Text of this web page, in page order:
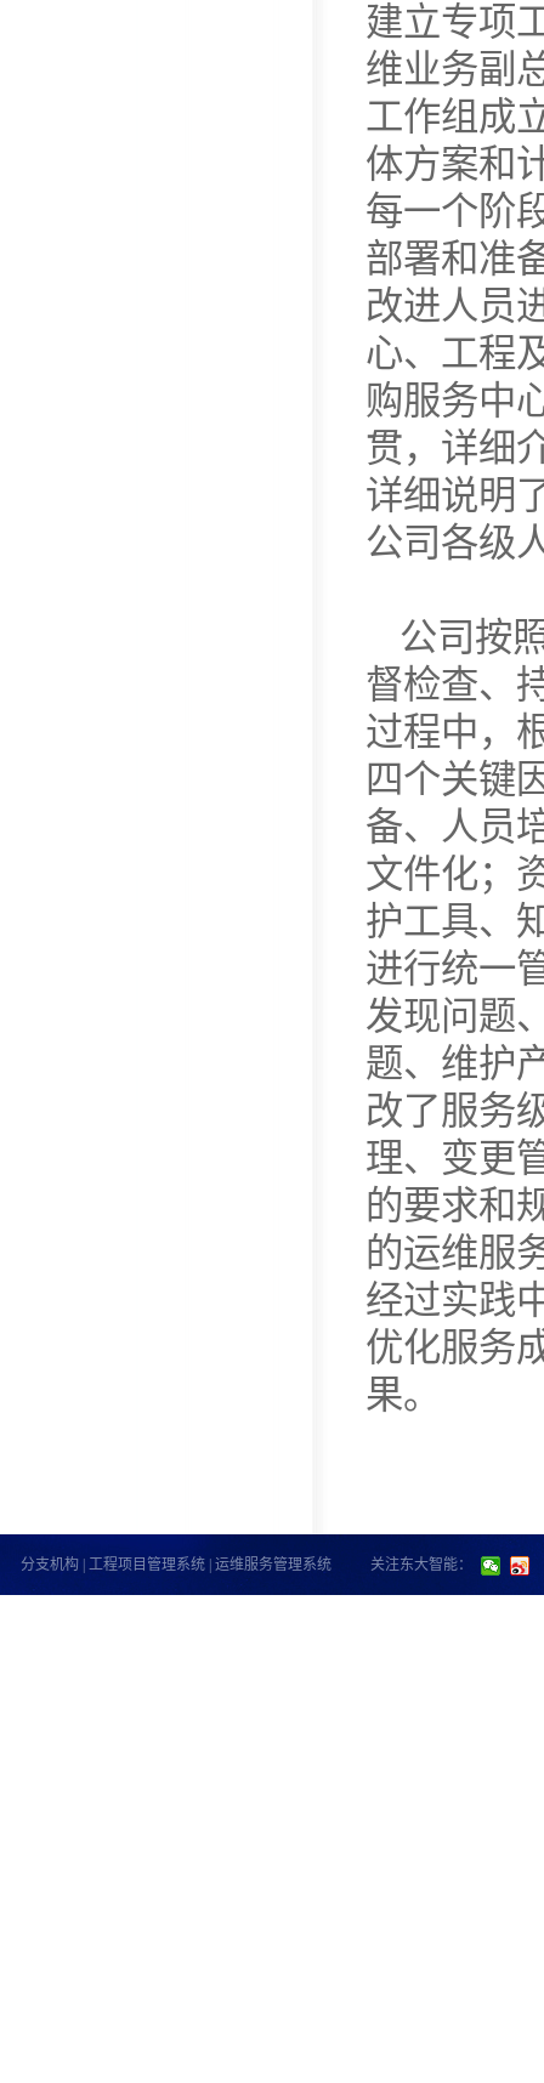
建立专项
维业务副
工作组成
体方案和
每一个阶
部署和准
改进人员
心、工程
购服务中
贯，详细
详细说明
公司各级
公司按
督检查、
过程中，
四个关键
备、人员
文件化；
护工具、
进行统一
发现问题
题、维护
改了服务
理、变更
的要求和
的运维服
经过实践
优化服务
果。
分支机构 工程项目管理系统 运维服务管理系统 关注东大智能：